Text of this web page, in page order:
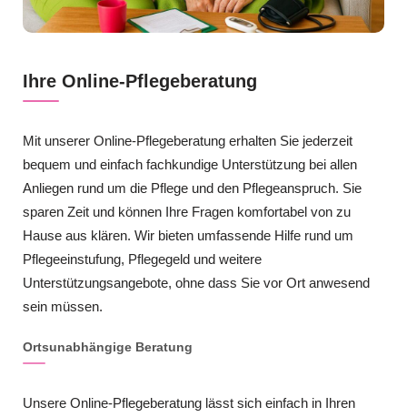
Ihre Online-Pflegeberatung
Mit unserer Online-Pflegeberatung erhalten Sie jederzeit
bequem und einfach fachkundige Unterstützung bei allen
Anliegen rund um die Pflege und den Pflegeanspruch. Sie
sparen Zeit und können Ihre Fragen komfortabel von zu
Hause aus klären. Wir bieten umfassende Hilfe rund um
Pflegeeinstufung, Pflegegeld und weitere
Unterstützungsangebote, ohne dass Sie vor Ort anwesend
sein müssen.
Ortsunabhängige Beratung
Unsere Online-Pflegeberatung lässt sich einfach in Ihren